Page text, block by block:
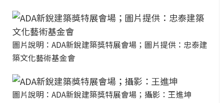
圖片說明：ADA新銳建築獎特展會場；圖片提供：忠泰建
築文化藝術基金會
圖片說明：ADA新銳建築獎特展會場；攝影：王進坤